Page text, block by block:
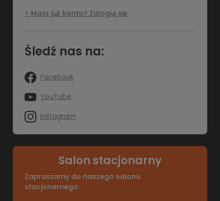
Masz już konto? Zaloguj się
Śledź nas na:
Facebook
YouTube
Instagram
Salon stacjonarny
Zapraszamy do naszego salonu
stacjonarnego.